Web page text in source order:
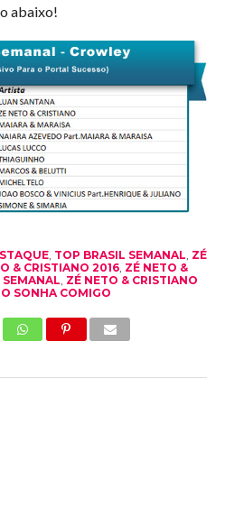
abaixo!
, TOP BRASIL SEMANAL ZÉ
& CRISTIANO 2016, ZÉ NETO &
ZÉ NETO & CRISTIANO
SONHA COMIGO